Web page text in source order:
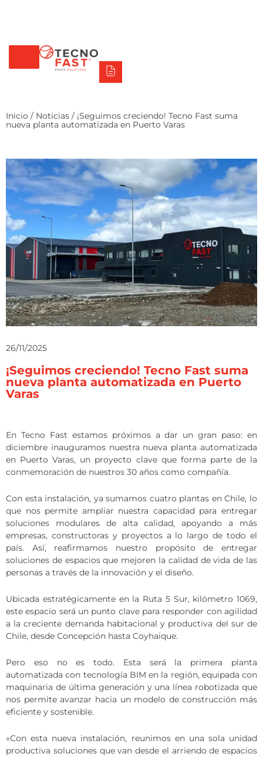
Inicio / Noticias / ¡Seguimos creciendo! Tecno Fast suma
nueva planta automatizada en Puerto Varas
26/11/2025
¡Seguimos creciendo! Tecno Fast suma
nueva planta automatizada en Puerto
Varas
En Tecno Fast estamos próximos a dar un gran paso: en
diciembre inauguramos nuestra nueva planta automatizada
en Puerto Varas, un proyecto clave que forma parte de la
conmemoración de nuestros 30 años como compañía.
Con esta instalación, ya sumamos cuatro plantas en Chile, lo
que nos permite ampliar nuestra capacidad para entregar
soluciones modulares de alta calidad, apoyando a más
empresas, constructoras y proyectos a lo largo de todo el
país. Así, reafirmamos nuestro propósito de entregar
soluciones de espacios que mejoren la calidad de vida de las
personas a través de la innovación y el diseño.
Ubicada estratégicamente en la Ruta 5 Sur, kilómetro 1069,
este espacio será un punto clave para responder con agilidad
a la creciente demanda habitacional y productiva del sur de
Chile, desde Concepción hasta Coyhaique.
Pero eso no es todo. Esta será la primera planta
automatizada con tecnología BIM en la región, equipada con
maquinaria de última generación y una línea robotizada que
nos permite avanzar hacia un modelo de construcción más
eficiente y sostenible.
«Con esta nueva instalación, reunimos en una sola unidad
productiva soluciones que van desde el arriendo de espacios